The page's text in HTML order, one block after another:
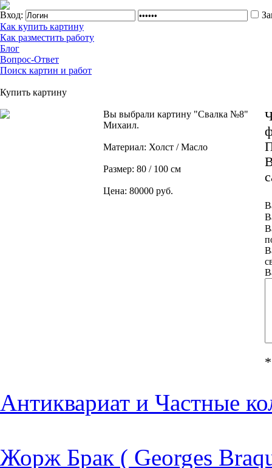
Вход:
Как купить картину
Как разместить работу
Блог
Вопрос-Ответ
Поиск картин и работ
Купить картину
Вы выбрали картину "Свалка №8"
Михаил.
Материал: Холст / Масло
Размер: 80 / 100 см
Цена: 80000 руб.
*
Антиквариат и Частные
Жорж Брак ( Georges